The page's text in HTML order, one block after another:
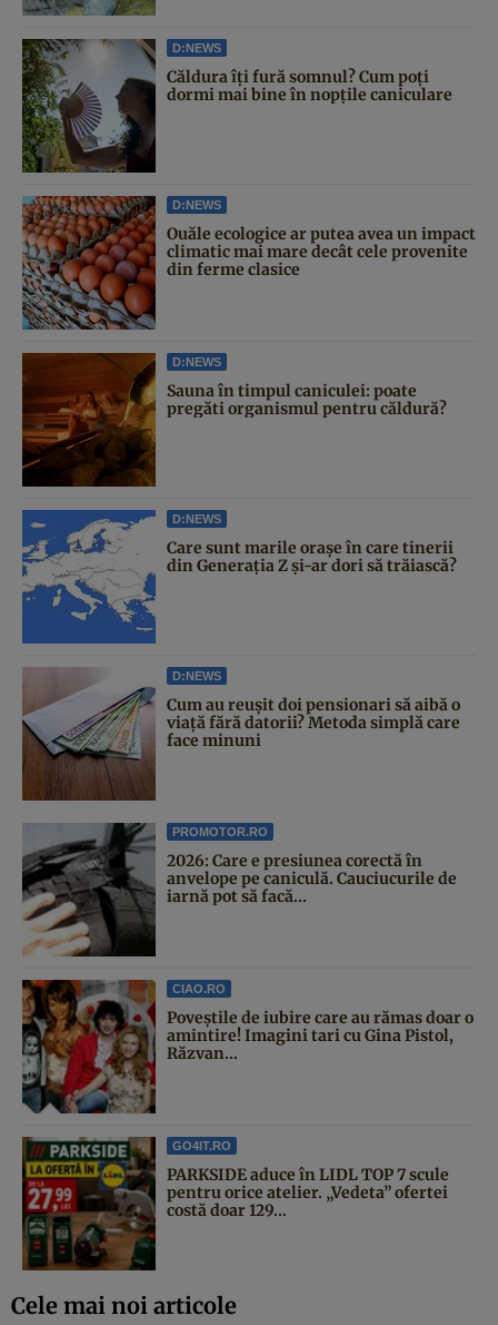
D:NEWS
Căldura îți fură somnul? Cum poți
dormi mai bine în nopțile caniculare
D:NEWS
Ouăle ecologice ar putea avea un impact
climatic mai mare decât cele provenite
din ferme clasice
D:NEWS
Sauna în timpul caniculei: poate
pregăti organismul pentru căldură?
D:NEWS
Care sunt marile orașe în care tinerii
din Generația Z și-ar dori să trăiască?
D:NEWS
Cum au reușit doi pensionari să aibă o
viață fără datorii? Metoda simplă care
face minuni
PROMOTOR.RO
2026: Care e presiunea corectă în
anvelope pe caniculă. Cauciucurile de
iarnă pot să facă...
CIAO.RO
Poveştile de iubire care au rămas doar o
amintire! Imagini tari cu Gina Pistol,
Răzvan...
GO4IT.RO
PARKSIDE aduce în LIDL TOP 7 scule
pentru orice atelier. „Vedeta” ofertei
costă doar 129...
Cele mai noi articole